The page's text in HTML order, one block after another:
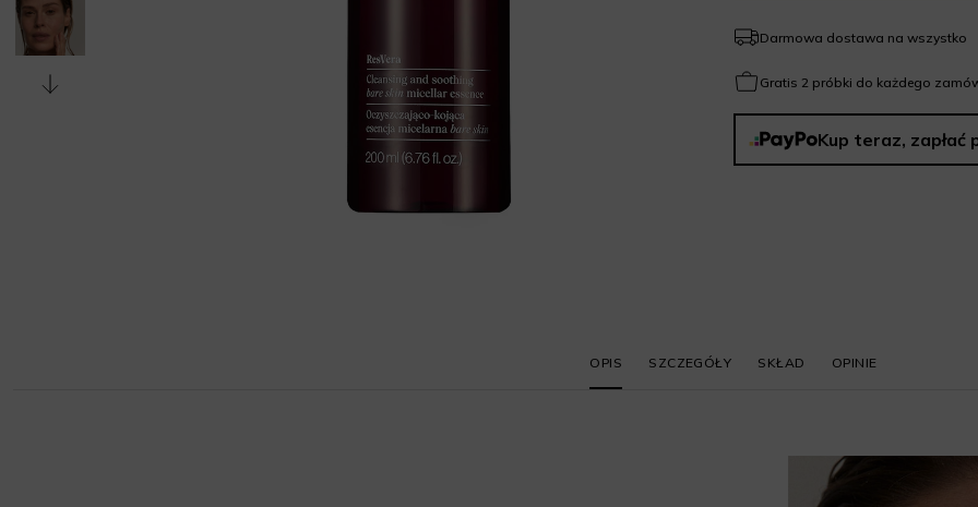
Darmowa dostawa na wszystko
Gratis 2 próbki do każdego
Kup teraz, zapłać
OPIS SZCZEGÓŁY SKŁAD OPINIE